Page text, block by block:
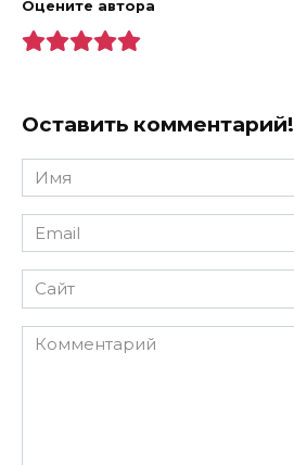
Оцените автора
Оставить комментарий!
Имя
*
Email
*
Сайт
Комментарий